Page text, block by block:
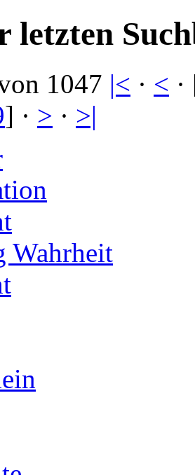
letzten
1047 |< · <
] · > · >|
Wahrheit